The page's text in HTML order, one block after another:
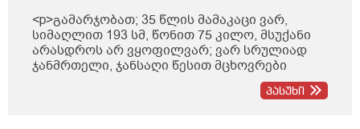
<p>გამარჯობათ; 35 წლის მამაკაცი ვარ,
სიმაღლით 193 სმ, წონით 75 კილო, მსუქანი
არასდროს არ ვყოფილვარ; ვარ სრულიად
ჯანმრთელი, ჯანსაღი წესით მცხოვრები
ბავშვობიდან; არ მაწუხებს არანაირი
დაავადება, ყოველ შემთხვევაში, არაფერი
პასუხი